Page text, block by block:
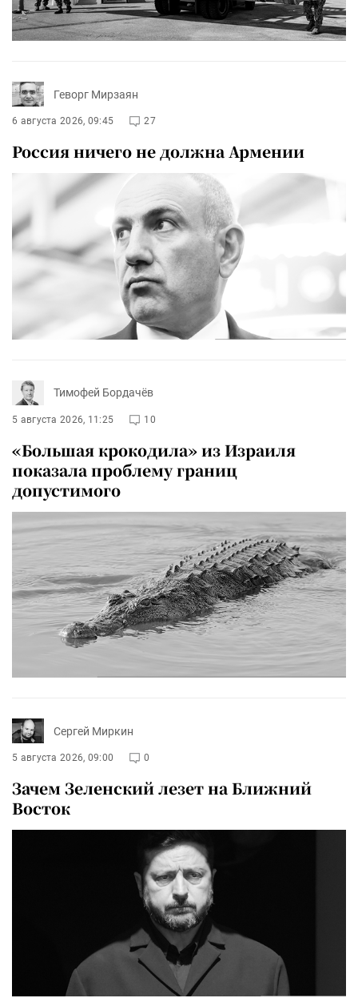
Геворг Мирзаян
6 августа 2026, 09:45 27
Россия ничего не должна Армении
Тимофей Бордачёв
5 августа 2026, 11:25 10
«Большая крокодила» из Израиля
показала проблему границ
допустимого
Сергей Миркин
5 августа 2026, 09:00 0
Зачем Зеленский лезет на Ближний
Восток